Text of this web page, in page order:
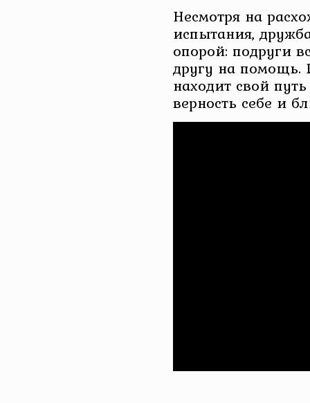
Несмотря на
испытания,
опорой: подруги
другу на помощь.
находит свой
верность себе и